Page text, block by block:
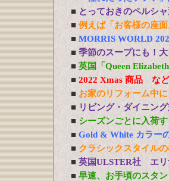
■ とっておきのペルシャ
■ 例えば「お客様の座
■ MORRIS WORLD
■ 季節のスープにも！
■ 英国「Queen
■ 2022 Xmas 商品 な
■ お家のリフォーム中
■ リビング・ダイニン
■ シーズンごとに入荷
■ Gold & White カラー
■ クラシックスタイル
■ 英国ULSTER社 エリ
■ 早速、お手頃のスタ